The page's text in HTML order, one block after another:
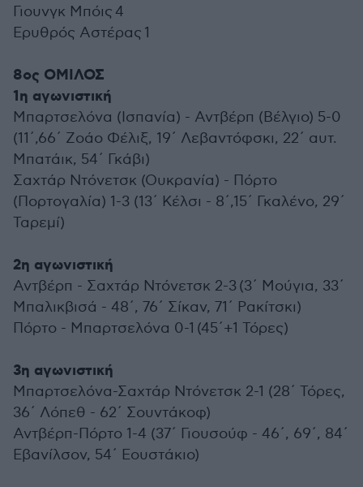
Γιουνγκ Μπόις 4
Ερυθρός Αστέρας 1
8ος ΟΜΙΛΟΣ
1η αγωνιστική
Μπαρτσελόνα (Ισπανία) - Αντβέρπ (Βέλγιο) 5-0
(11΄,66΄ Ζοάο Φέλιξ, 19΄ Λεβαντόφσκι, 22΄ αυτ.
Μπατάικ, 54΄ Γκάβι)
Σαχτάρ Ντόνετσκ (Ουκρανία) - Πόρτο
(Πορτογαλία) 1-3 (13΄ Κέλσι - 8΄,15΄ Γκαλένο, 29΄
Ταρεμί)
2η αγωνιστική
Αντβέρπ - Σαχτάρ Ντόνετσκ 2-3 (3΄ Μούγια, 33΄
Μπαλικβισά - 48΄, 76΄ Σίκαν, 71΄ Ρακίτσκι)
Πόρτο - Μπαρτσελόνα 0-1 (45΄+1 Τόρες)
3η αγωνιστική
Μπαρτσελόνα-Σαχτάρ Ντόνετσκ 2-1 (28΄ Τόρες,
36΄ Λόπεθ - 62΄ Σουντάκοφ)
Αντβέρπ-Πόρτο 1-4 (37΄ Γιουσούφ - 46΄, 69΄, 84΄
Εβανίλσον, 54΄ Εουστάκιο)